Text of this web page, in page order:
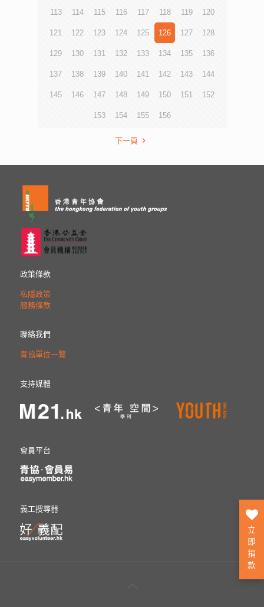
113 114 115 116 117 118 119 120
121 122 123 124 125 126 127 128
129 130 131 132 133 134 135 136
137 138 139 140 141 142 143 144
145 146 147 148 149 150 151 152
153 154 155 156
下一頁
政策條款
私隱政策
服務條款
聯絡我們
青協單位一覽
支持媒體
會員平台
義工搜尋器
立
即
捐
款